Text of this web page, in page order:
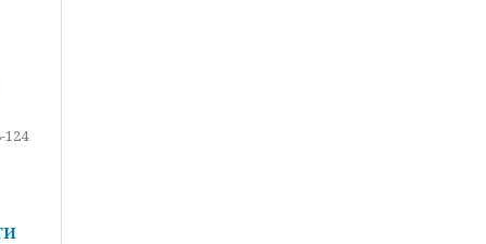
124